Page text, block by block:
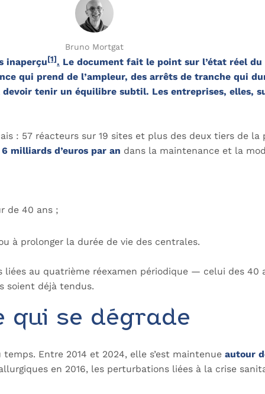
Bruno Mortgat
inaperçu[1]. Le document fait le point sur l’état réel
qui prend de l’ampleur, des arrêts de tranche qui
tenir un équilibre subtil. Les entreprises, elles,
: 57 réacteurs sur 19 sites et plus des deux tiers de
6 milliards d’euros par an dans la maintenance et la
de 40 ans ;
à prolonger la durée de vie des centrales.
au quatrième réexamen périodique — celui des
soient déjà tendus.
qui se dégrade
temps. Entre 2014 et 2024, elle s’est maintenue autour
en 2016, les perturbations liées à la crise